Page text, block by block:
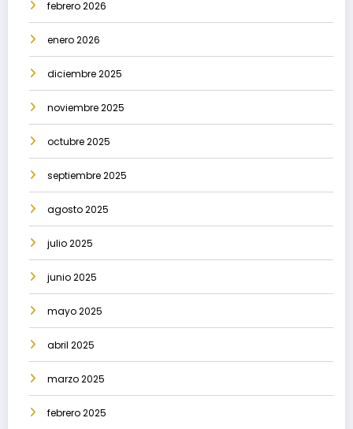
febrero 2026
enero 2026
diciembre 2025
noviembre 2025
octubre 2025
septiembre 2025
agosto 2025
julio 2025
junio 2025
mayo 2025
abril 2025
marzo 2025
febrero 2025